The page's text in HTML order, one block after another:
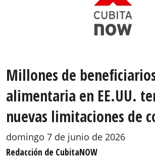
Millones de
alimentaria en EE.UU.
nuevas limitaciones de
domingo 7 de junio de 2026
Redacción de CubitaNOW